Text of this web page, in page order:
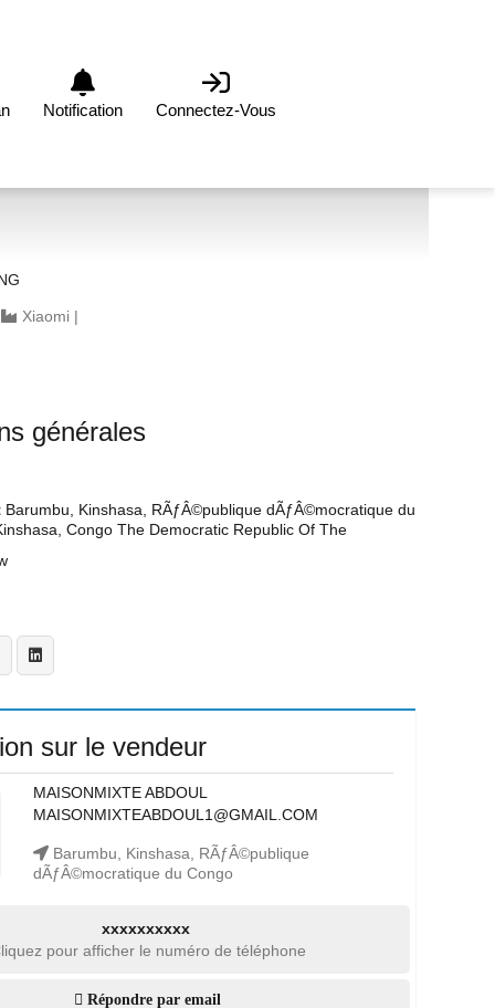
Notification Connectez-Vous
Xiaomi |
générales
Barumbu, Kinshasa, RÃƒÂ©publique dÃƒÂ©mocratique du
Congo The Democratic Republic Of The
sur le vendeur
MAISONMIXTE ABDOUL
MAISONMIXTEABDOUL1@GMAIL.COM
Barumbu, Kinshasa, RÃƒÂ©publique
dÃƒÂ©mocratique du Congo
xxxxxxxxxx
pour afficher le numéro de téléphone
Répondre par email